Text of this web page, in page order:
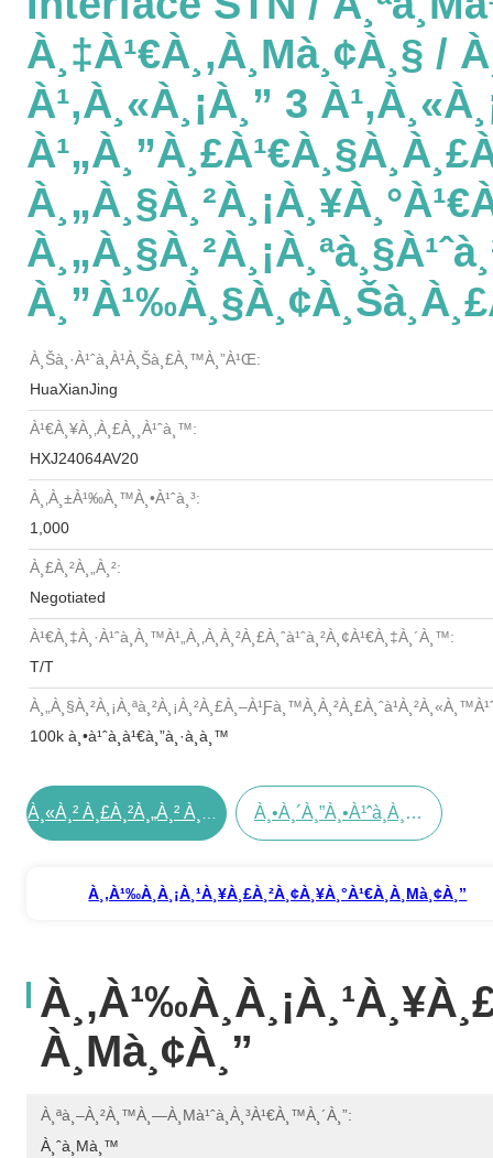
À¸‡à¹€à¸‚à¸µà¸¢à¸§ /
À¹‚à¸«à¸¡à¸” 3
À¸Šà¸·à¹ˆà¸­à¹à¸šà¸£à¸™à¸”à¹Œ:
HuaXianJing
À¹€à¸¥à¸‚à¸£à¸¸à¹ˆà¸™:
HXJ24064AV20
À¸‚à¸±à¹‰à¸™à¸•à¹ˆà¸³:
1,000
À¸£à¸²à¸„à¸²:
Negotiated
À¹€à¸‡à¸·à¹ˆà¸­à¸™à¹„à¸‚à¸à¸²à¸£à¸ˆà¹ˆà¸²à¸¢à¹€à¸‡à¸´à¸™:
T/T
100k à¸•à¹ˆà¸­à¹€à¸”à¸·à¸­à¸™
À¸•à¸´à¸”à¸•à¹ˆà¸­à¸•à¸­à¸™à¸™à¸µà¹‰
À¸‚à¹‰à¸­à¸¡à¸¹à¸¥à¸£à¸²à¸¢à¸¥à¸°à¹€à¸­à¸µà¸¢à¸”
À¸µà¸¢à¸”
À¸ªà¸–À¸²à¸™à¸—À¸µà¹ˆà¸à¸³à¹€à¸™à¸´à¸”:
À¸ˆà¸µà¸™